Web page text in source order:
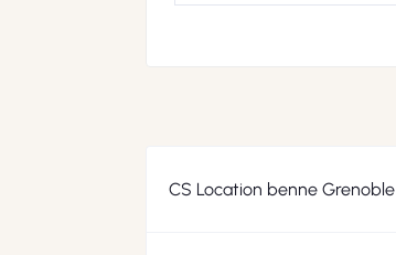
CS Location benne Grenoble